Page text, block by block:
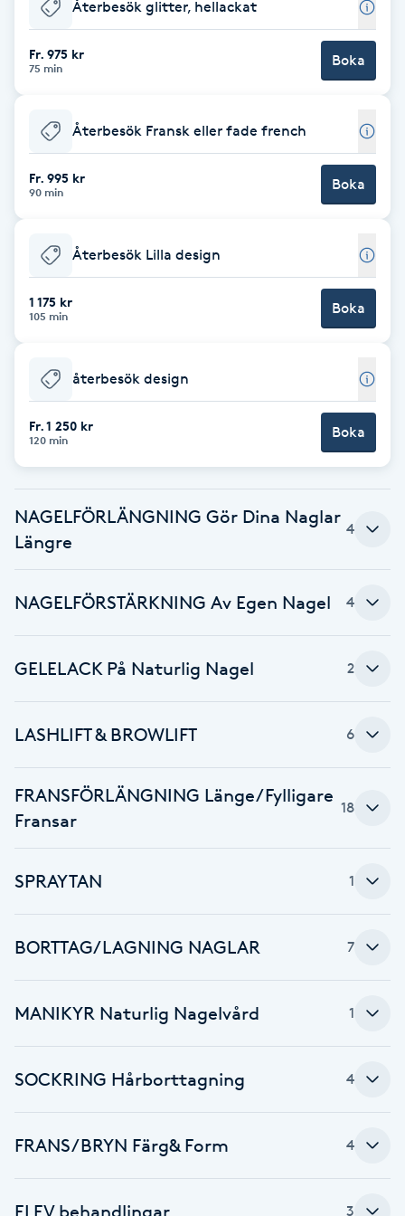
Babylights
Bambumassage
Barber
Blowout
Bottenfärg
Brynformning
Brynfärgning
Brynplockning
Bröllopsuppsättning
Celluliter
Color correction
Cryoterapi
D
Damklippning
Dermapen
E
Extensions
Extensions borttagning
Eyeliner-tatuering
Återbesök glitter, hellackat
Fr. 975 kr
75 min Boka
Återbesök Fransk eller fade french
Fr. 995 kr
90 min Boka
Återbesök Lilla design
1 175 kr
105 min Boka
återbesök design
Fr. 1 250 kr
120 min Boka
NAGELFÖRLÄNGNING Gör Dina Naglar
Längre
4
NAGELFÖRSTÄRKNING Av Egen Nagel 4
GELELACK På Naturlig Nagel 2
LASHLIFT & BROWLIFT 6
FRANSFÖRLÄNGNING Länge/Fylligare
Fransar
18
SPRAYTAN 1
BORTTAG/LAGNING NAGLAR 7
MANIKYR Naturlig Nagelvård 1
SOCKRING Hårborttagning 4
FRANS/BRYN Färg& Form 4
ELEV behandlingar 3